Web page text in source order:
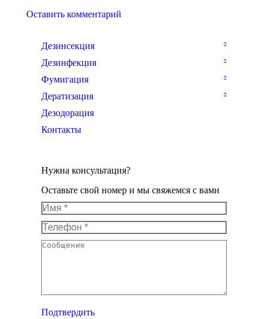
Оставить комментарий
Дезинсекция
Дезинфекция
Фумигация
Дератизация
Дезодорация
Контакты
Нужна консультация?
Оставьте свой номер и мы свяжемся с вами
Имя *
Телефон *
Сообщение
Подтвердить